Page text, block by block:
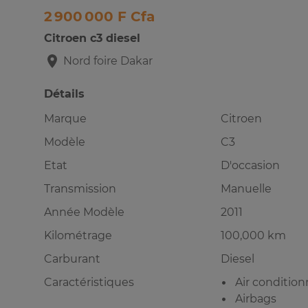
2 900 000 F Cfa
Citroen c3 diesel
Nord foire Dakar
Détails
Marque
Citroen
Modèle
C3
Etat
D'occasion
Transmission
Manuelle
Année Modèle
2011
Kilométrage
100,000 km
Carburant
Diesel
Caractéristiques
Air
Airbags